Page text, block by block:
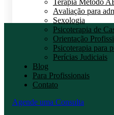
Terapia Método
Avaliação para
Sexologia
Psicoterapia de
Orientação
Psicoterapia
Perícias Judiciais
Blog
Para Profissionais
Contato
Agende uma Consulta